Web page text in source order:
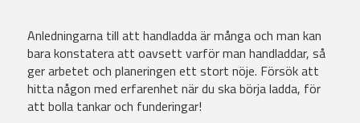
Anledningarna till att handladda är många och man kan
bara konstatera att oavsett varför man handladdar, så
ger arbetet och planeringen ett stort nöje. Försök att
hitta någon med erfarenhet när du ska börja ladda, för
att bolla tankar och funderingar!